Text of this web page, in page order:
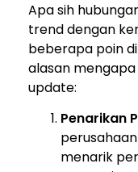
Apa sih
trend dengan
beberapa poin
alasan
update:
Penarikan
menarik